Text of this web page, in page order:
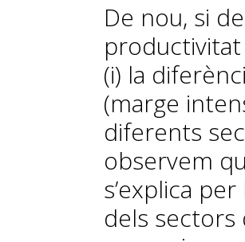
De nou, si
(i) la
(marge
diferents
observem
s’explica
dels sectors